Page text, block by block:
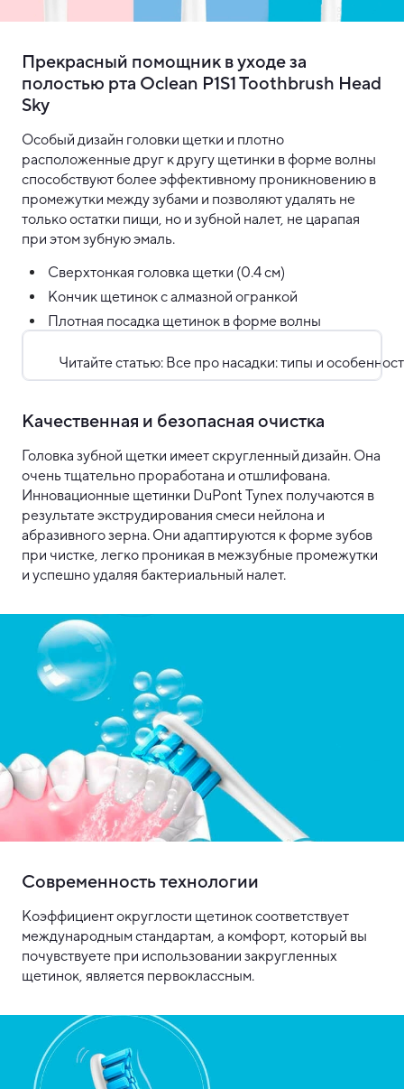
Прекрасный помощник в уходе за
полостью рта Oclean P1S1 Toothbrush Head
Sky
Особый дизайн головки щетки и плотно
расположенные друг к другу щетинки в форме волны
способствуют более эффективному проникновению в
промежутки между зубами и позволяют удалять не
только остатки пищи, но и зубной налет, не царапая
при этом зубную эмаль.
Сверхтонкая головка щетки (0.4 см)
Кончик щетинок с алмазной огранкой
Плотная посадка щетинок в форме волны
Читайте статью: Все про насадки: типы и
Качественная и безопасная очистка
Головка зубной щетки имеет скругленный дизайн. Она
очень тщательно проработана и отшлифована.
Инновационные щетинки DuPont Tynex получаются в
результате экструдирования смеси нейлона и
абразивного зерна. Они адаптируются к форме зубов
при чистке, легко проникая в межзубные промежутки
и успешно удаляя бактериальный налет.
Современность технологии
Коэффициент округлости щетинок соответствует
международным стандартам, а комфорт, который вы
почувствуете при использовании закругленных
щетинок, является первоклассным.